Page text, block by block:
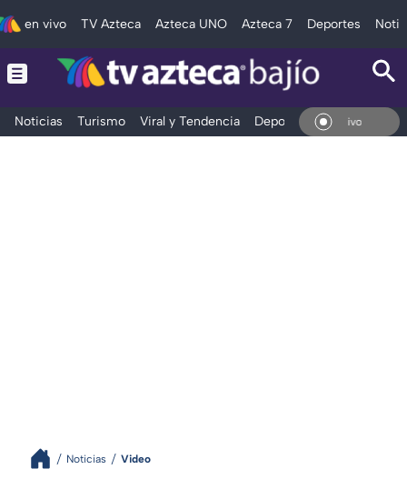
en vivo TV Azteca Azteca UNO Azteca 7 Deportes
Noticias Turismo Viral y Tendencia Deportes Espectáculos
En Vivo
Noticias Video